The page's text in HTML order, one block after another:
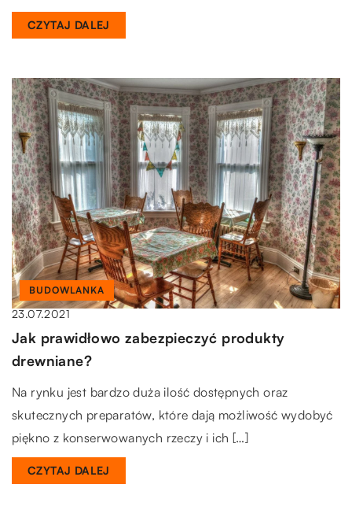
CZYTAJ DALEJ
BUDOWLANKA
23.07.2021
Jak prawidłowo zabezpieczyć produkty
drewniane?
Na rynku jest bardzo duża ilość dostępnych oraz
skutecznych preparatów, które dają możliwość wydobyć
piękno z konserwowanych rzeczy i ich […]
CZYTAJ DALEJ